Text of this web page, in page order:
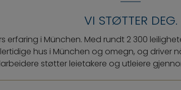
VI STØTTER DEG.
erfaring i München. Med rundt 2 300
hus i München og omegn, og driver
støtter leietakere og utleiere